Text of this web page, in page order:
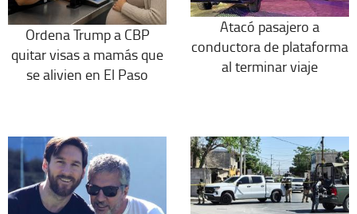
Ordena Trump a CBP
quitar visas a mamás que
se alivien en El Paso
Atacó pasajero a
conductora de plataforma
al terminar viaje